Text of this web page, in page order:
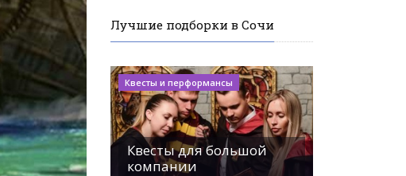
Лучшие подборки в Сочи
Квесты и перформансы
Квесты для большой
компании